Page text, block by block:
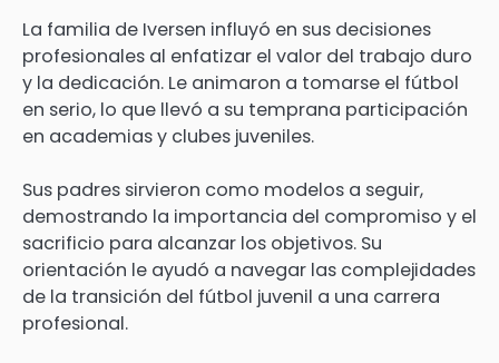
La familia de Iversen influyó en sus decisiones
profesionales al enfatizar el valor del trabajo duro
y la dedicación. Le animaron a tomarse el fútbol
en serio, lo que llevó a su temprana participación
en academias y clubes juveniles.
Sus padres sirvieron como modelos a seguir,
demostrando la importancia del compromiso y el
sacrificio para alcanzar los objetivos. Su
orientación le ayudó a navegar las complejidades
de la transición del fútbol juvenil a una carrera
profesional.